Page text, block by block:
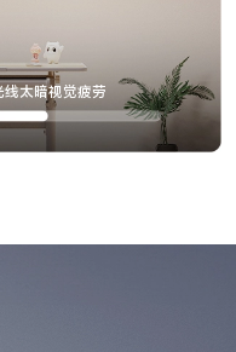
线太暗视觉疲劳